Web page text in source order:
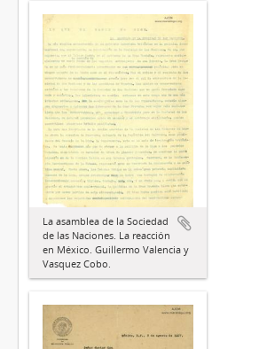
La asamblea de la Sociedad
de las Naciones. La reacción
en México. Guillermo Valencia y
Vasquez Cobo.